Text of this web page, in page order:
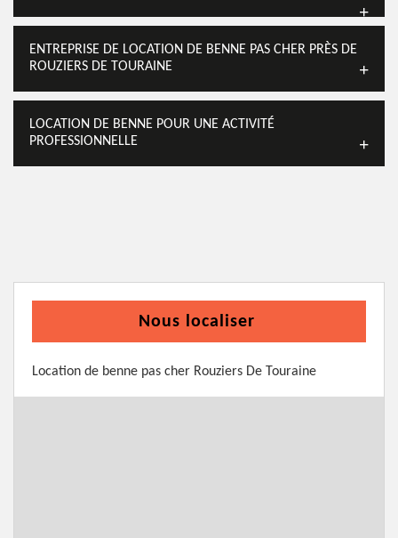
ENTREPRISE DE LOCATION DE BENNE PAS CHER PRÈS DE
ROUZIERS DE TOURAINE
LOCATION DE BENNE POUR UNE ACTIVITÉ
PROFESSIONNELLE
Nous localiser
Location de benne pas cher Rouziers De Touraine